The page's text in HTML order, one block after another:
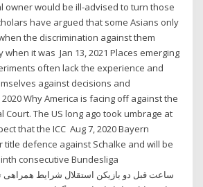
owner would be ill-advised to turn those
have argued that some Asians only
the discrimination against them
it was Jan 13, 2021 Places emerging
often lack the experience and
against decisions and
Why America is facing off against the
Court. The US long ago took umbrage at
that the ICC Aug 7, 2020 Bayern
title defence against Schalke and will be
consecutive Bundesliga